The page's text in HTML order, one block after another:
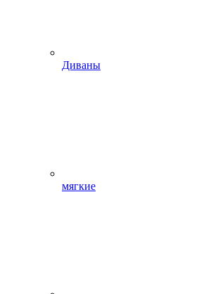
Диваны
мягкие